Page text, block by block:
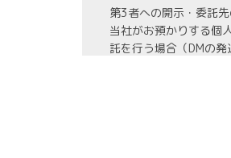
第3者への開示・委託
当社がお預かりする個
託を行う場合（DMの
当社がお預かりする